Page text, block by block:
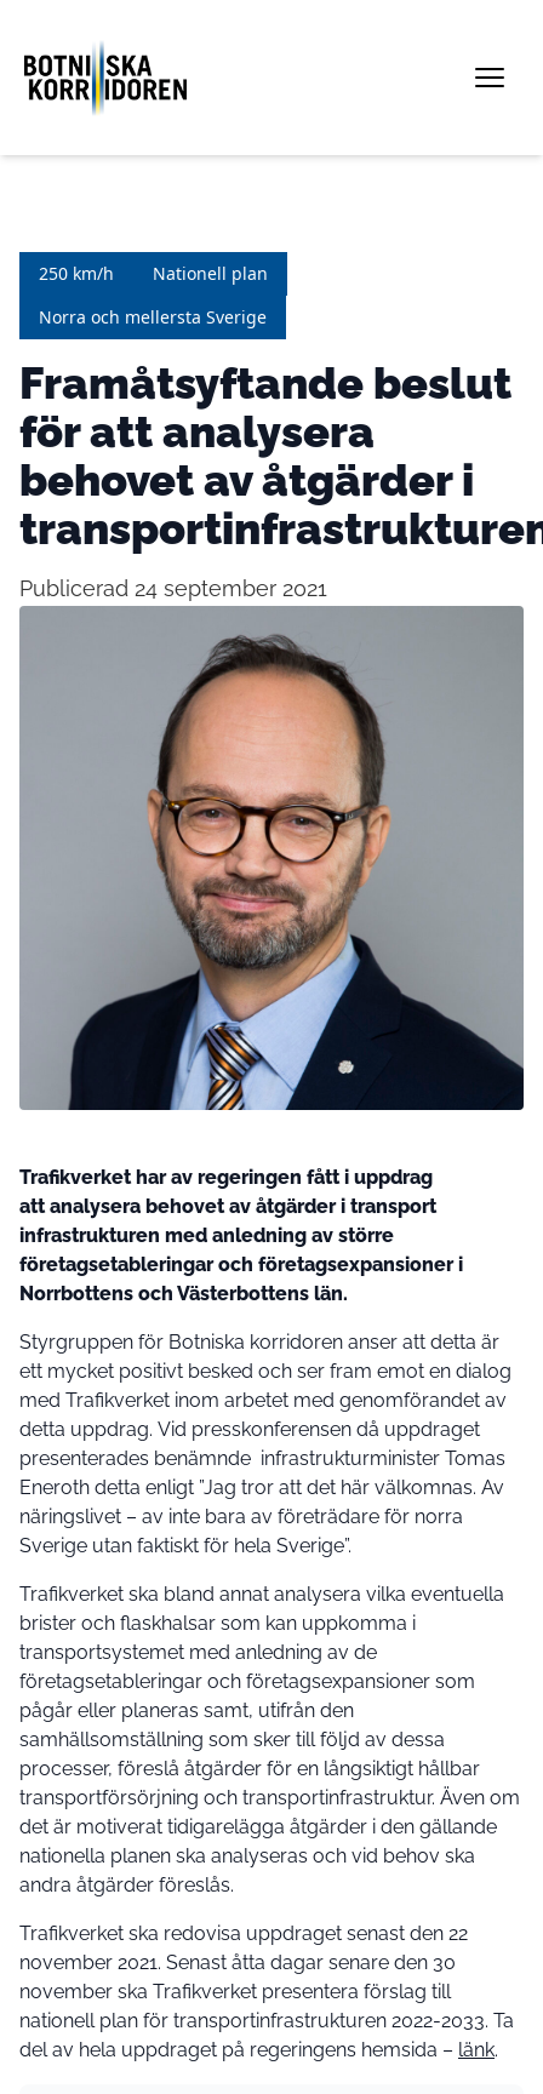
250 km/h
Nationell plan
Norra och mellersta Sverige
Framåtsyftande beslut
för att analysera
behovet av åtgärder i
Publicerad 24 september 2021
Trafikverket har av regeringen fått i uppdrag
att analysera behovet av åtgärder i transport
infrastrukturen med anledning av större
företagsetableringar och företagsexpansioner i
Norrbottens och Västerbottens län.
Styrgruppen för Botniska korridoren anser att detta är
ett mycket positivt besked och ser fram emot en dialog
med Trafikverket inom arbetet med genomförandet av
detta uppdrag. Vid presskonferensen då uppdraget
presenterades benämnde infrastrukturminister Tomas
Eneroth detta enligt ”Jag tror att det här välkomnas. Av
näringslivet – av inte bara av företrädare för norra
Sverige utan faktiskt för hela Sverige”.
Trafikverket ska bland annat analysera vilka eventuella
brister och flaskhalsar som kan uppkomma i
transportsystemet med anledning av de
företagsetableringar och företagsexpansioner som
pågår eller planeras samt, utifrån den
samhällsomställning som sker till följd av dessa
processer, föreslå åtgärder för en långsiktigt hållbar
transportförsörjning och transportinfrastruktur. Även om
det är motiverat tidigarelägga åtgärder i den gällande
nationella planen ska analyseras och vid behov ska
andra åtgärder föreslås.
Trafikverket ska redovisa uppdraget senast den 22
november 2021. Senast åtta dagar senare den 30
november ska Trafikverket presentera förslag till
nationell plan för transportinfrastrukturen 2022-2033. Ta
del av hela uppdraget på regeringens hemsida – länk.